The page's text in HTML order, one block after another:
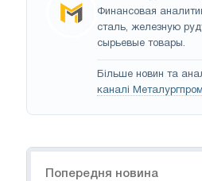
Финансовая
сталь, железную
сырьевые товары.
Більше новин та
каналі Металургпром
Попередня новина